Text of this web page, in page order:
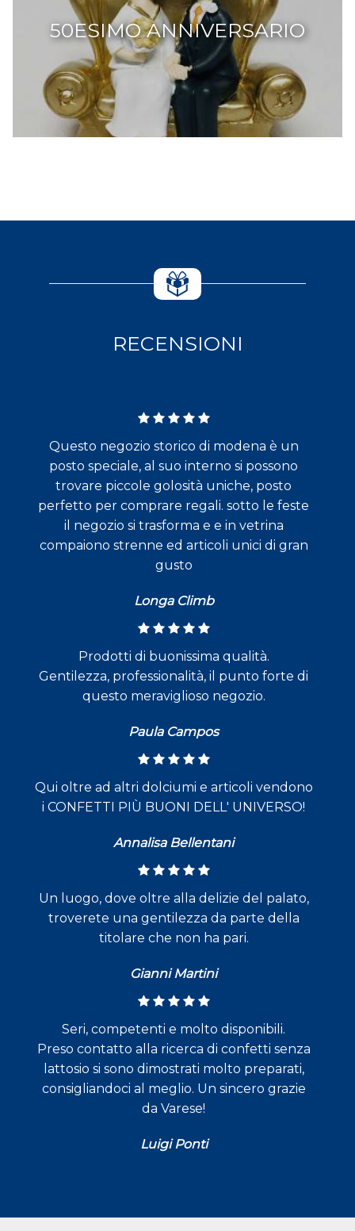
50ESIMO ANNIVERSARIO
RECENSIONI
Questo negozio storico di modena è un
posto speciale, al suo interno si possono
trovare piccole golosità uniche, posto
perfetto per comprare regali. sotto le feste
il negozio si trasforma e e in vetrina
compaiono strenne ed articoli unici di gran
gusto
Longa Climb
Prodotti di buonissima qualità.
Gentilezza, professionalità, il punto forte di
questo meraviglioso negozio.
Paula Campos
Qui oltre ad altri dolciumi e articoli vendono
i CONFETTI PIÙ BUONI DELL' UNIVERSO!
Annalisa Bellentani
Un luogo, dove oltre alla delizie del palato,
troverete una gentilezza da parte della
titolare che non ha pari.
Gianni Martini
Seri, competenti e molto disponibili.
Preso contatto alla ricerca di confetti senza
lattosio si sono dimostrati molto preparati,
consigliandoci al meglio. Un sincero grazie
da Varese!
Luigi Ponti